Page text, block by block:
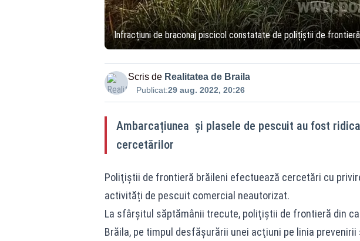
Infracțiuni de braconaj piscicol constatate de polițiștii de
Scris de Realitatea de Braila
Publicat:29 aug. 2022, 20:26
Ambarcațiunea şi plasele de pescuit au fost
cercetărilor
Poliţiştii de frontieră brăileni efectuează cercetări cu
activități de pescuit comercial neautorizat.
La sfârșitul săptămânii trecute, poliţiştii de frontieră din
Brăila, pe timpul desfăşurării unei acţiuni pe linia